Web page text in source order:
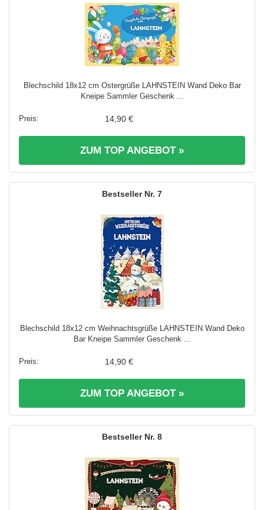
Blechschild 18x12 cm Ostergrüße LAHNSTEIN Wand Deko Bar
Kneipe Sammler Geschenk ...
14,90 €
ZUM TOP ANGEBOT »
7
Blechschild 18x12 cm Weihnachtsgrüße LAHNSTEIN Wand Deko
Bar Kneipe Sammler Geschenk ...
14,90 €
ZUM TOP ANGEBOT »
8